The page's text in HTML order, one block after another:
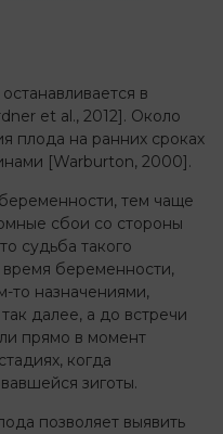
в
et al., 2012]. Около
плода на ранних сроках
[Warburton, 2000].
тем чаще
сбои со стороны
судьба такого
беременности,
то назначениями,
далее, а до встречи
прямо в момент
когда
зиготы.
позволяет выявить